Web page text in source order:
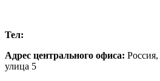
Тел:
Адрес центрального офиса: Россия,
улица 5